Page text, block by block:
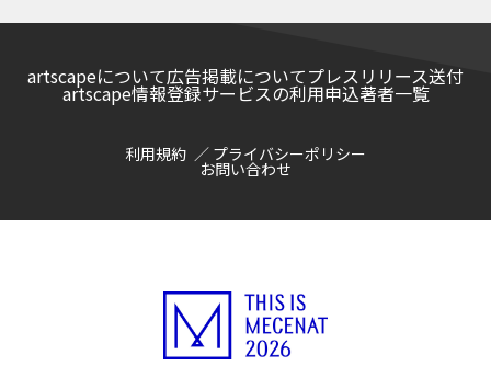
artscapeについて広告掲載についてプレスリリース送付
artscape情報登録サービスの利用申込著者一覧
利用規約 プライバシーポリシー
お問い合わせ